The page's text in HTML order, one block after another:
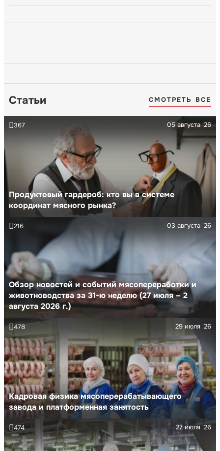
Статьи СМОТРЕТЬ ВСЕ
Продуктовый гардероб: кто вы в системе
координат мясного рынка?
05 августа '26
367
Обзор новостей и событий мясопереработки и
животноводства за 31-ю неделю (27 июля – 2
августа 2026 г.)
03 августа '26
216
Кадровая физика мясоперерабатывающего
завода и платформенная занятость
29 июля '26
478
27 июля '26
474